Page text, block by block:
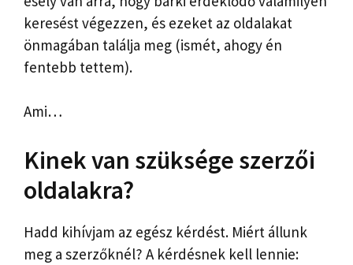
keresést végezzen, és ezeket az oldalakat
önmagában találja meg (ismét, ahogy én
fentebb tettem).
Ami…
Kinek van szüksége szerzői
oldalakra?
Hadd kihívjam az egész kérdést. Miért állunk
meg a szerzőknél? A kérdésnek kell lennie: